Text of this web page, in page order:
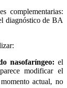
complementarias:
diagnóstico de BA
nasofaríngeo: el
modificar el
actual, no